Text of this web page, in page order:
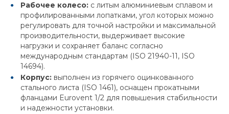
Рабочее колесо: с литым алюминиевым сплавом и
профилированными лопатками, угол которых можно
регулировать для точной настройки и максимальной
производительности, выдерживает высокие
нагрузки и сохраняет баланс согласно
международным стандартам (ISO 21940-11, ISO
14694).
Корпус: выполнен из горячего оцинкованного
стального листа (ISO 1461), оснащен прокатными
фланцами Eurovent 1/2 для повышения стабильности
и надежности установки.